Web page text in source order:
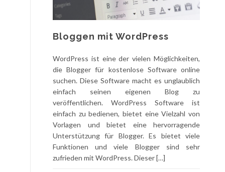
Bloggen mit WordPress
WordPress ist eine der vielen Möglichkeiten,
die Blogger für kostenlose Software online
suchen. Diese Software macht es unglaublich
einfach seinen eigenen Blog zu
veröffentlichen. WordPress Software ist
einfach zu bedienen, bietet eine Vielzahl von
Vorlagen und bietet eine hervorragende
Unterstützung für Blogger. Es bietet viele
Funktionen und viele Blogger sind sehr
zufrieden mit WordPress. Dieser […]